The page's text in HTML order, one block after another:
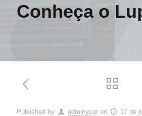
Conheça o
Published by adminycar on 17 de